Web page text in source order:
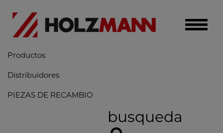
Toggle
Productos
Distribuidores
PIEZAS DE RECAMBIO
busqueda